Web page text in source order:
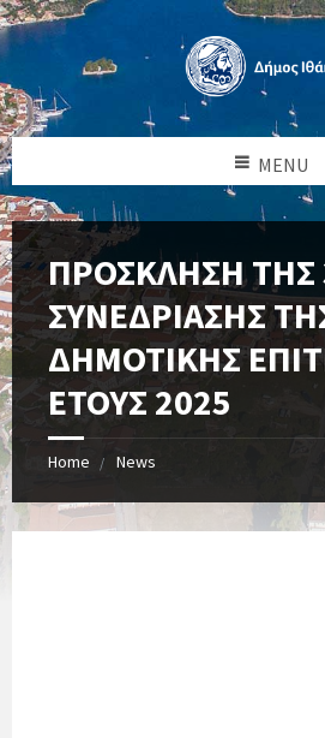
MENU
ΠΡΟΣΚΛΗΣΗ ΤΗΣ
ΣΥΝΕΔΡΙΑΣΗΣ
ΔΗΜΟΤΙΚΗΣ
ΕΤΟΥΣ 2025
Home News